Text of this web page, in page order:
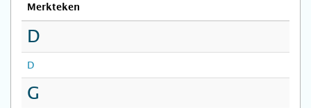
Merkteken
D
D
G